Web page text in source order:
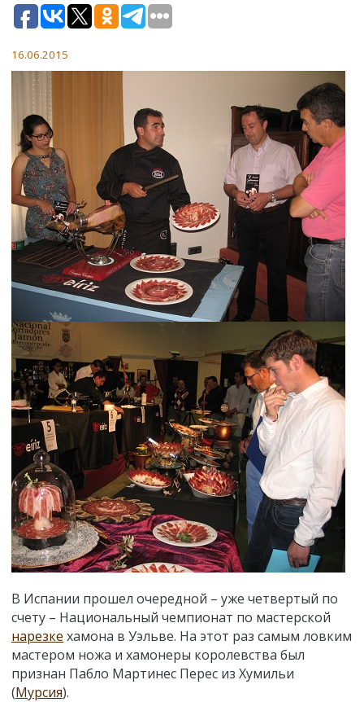
16.06.2015
В Испании прошел очередной – уже четвертый по
счету – Национальный чемпионат по мастерской
нарезке хамона в Уэльве. На этот раз самым ловким
мастером ножа и хамонеры королевства был
признан Пабло Мартинес Перес из Хумильи
(Мурсия).